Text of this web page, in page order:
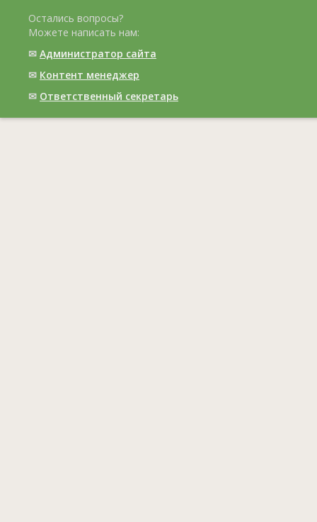
Остались вопросы?
Можете написать нам:
✉ Администратор сайта
✉ Контент менеджер
✉ Ответственный cекретарь